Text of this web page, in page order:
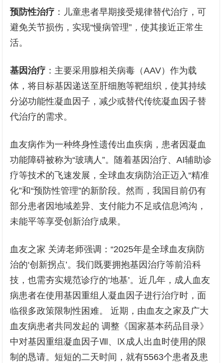
预防性治疗 ：儿童患者早期接受规律替代治疗，可
避免关节损伤，实现“慢病管理”，使其接近正常生
活。
基因治疗 ：主要采用腺相关病毒（AAV）作为载
体，将目标基因递送至肝细胞等靶组织，使其持续
分泌功能性凝血因子，减少或替代传统凝血因子替
代治疗的需求。
血友病作为一种终身性遗传出血疾病，患者因凝血
功能障碍被称为“玻璃人”。随着基因治疗、AI辅助诊
疗等技术的飞速发展，全球血友病防治正迈入“精准
化”和“预防性管理”的新阶段。然而，我国目前仍有
部分患者因地域差异、支付能力不足或信息鸿沟，
未能平等享受创新治疗成果。
血友之家 关涛老师强调：“2025年是全球血友病防
治的‘创新拐点’。我们既要拥抱基因治疗等前沿科
技，也需夯实规范诊疗的‘地基’。近几年，成人血友
病患者在使用基因重组人凝血因子进行治疗时，面
临很多政策限制性困难。 近期，由血友之家及广大
血友病患者共同发起的 调整《国家基本药品目录》
中对基因重组凝血因子Ⅷ、Ⅸ成人出血时使用的限
制的恳请。短短的二天时间，就有5563个患者及患